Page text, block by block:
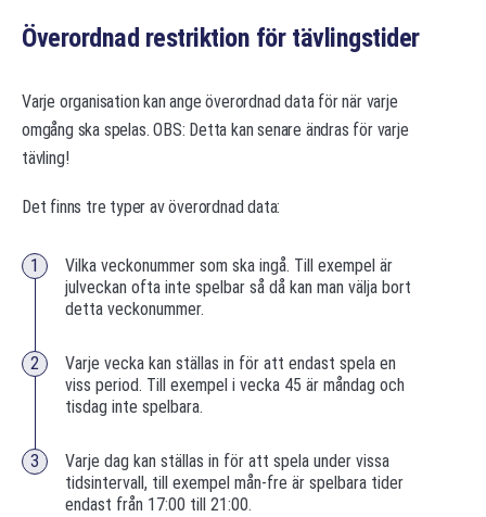
Överordnad restriktion för tävlingstider
Varje organisation kan ange överordnad data för när varje
omgång ska spelas. OBS: Detta kan senare ändras för varje
tävling!
Det finns tre typer av överordnad data:
Vilka veckonummer som ska ingå. Till exempel är
julveckan ofta inte spelbar så då kan man välja bort
detta veckonummer.
Varje vecka kan ställas in för att endast spela en
viss period. Till exempel i vecka 45 är måndag och
tisdag inte spelbara.
Varje dag kan ställas in för att spela under vissa
tidsintervall, till exempel mån-fre är spelbara tider
endast från 17:00 till 21:00.